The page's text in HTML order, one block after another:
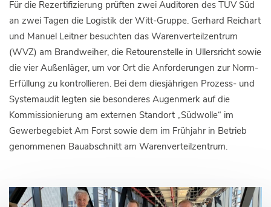
Für die Rezertifizierung prüften zwei Auditoren des TÜV Süd
an zwei Tagen die Logistik der Witt-Gruppe. Gerhard Reichart
und Manuel Leitner besuchten das Warenverteilzentrum
(WVZ) am Brandweiher, die Retourenstelle in Ullersricht sowie
die vier Außenläger, um vor Ort die Anforderungen zur Norm-
Erfüllung zu kontrollieren. Bei dem diesjährigen Prozess- und
Systemaudit legten sie besonderes Augenmerk auf die
Kommissionierung am externen Standort „Südwolle“ im
Gewerbegebiet Am Forst sowie dem im Frühjahr in Betrieb
genommenen Bauabschnitt am Warenverteilzentrum.